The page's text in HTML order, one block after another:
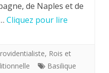
de Naples et de
Cliquez pour lire
, Rois et
Basilique